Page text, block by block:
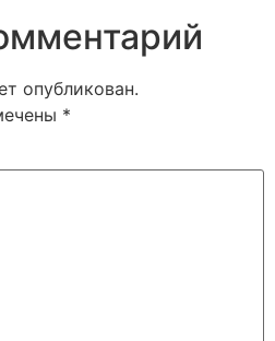
опубликован.
*